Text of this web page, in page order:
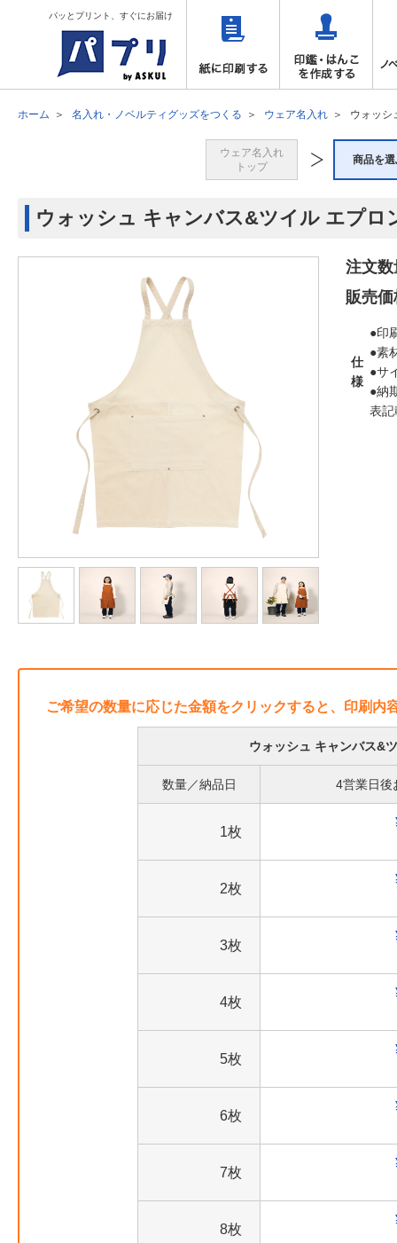
パッとプリント、すぐにお届け
ホーム 名入れ・ノベルティグッズをつくる ウェア名入れ ウォッ
ウェア名入れ
トップ
商品を
ウォッシュ キャンバス&ツイル エプ
注文数
販売価
仕
様
●印
●素
●サ
●納
表記
ご希望の数量に応じた金額をクリックすると、印刷内
ウォッシュ キャンバス&
数量／納品日 4営業日後
1枚
2枚
3枚
4枚
5枚
6枚
7枚
8枚